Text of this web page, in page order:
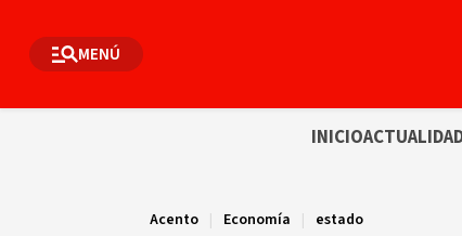
MENÚ
INICIO
Acento | Economía | estado